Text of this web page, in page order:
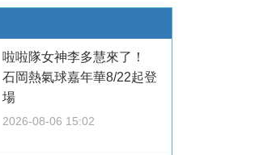
啦啦隊女神李多慧來了！
石岡熱氣球嘉年華8/22起登
場
2026-08-06 15:02